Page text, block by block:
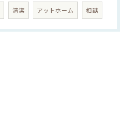
清潔 アットホーム 相談